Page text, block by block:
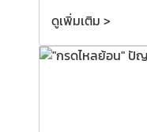
ดูเพิ่มเติม >